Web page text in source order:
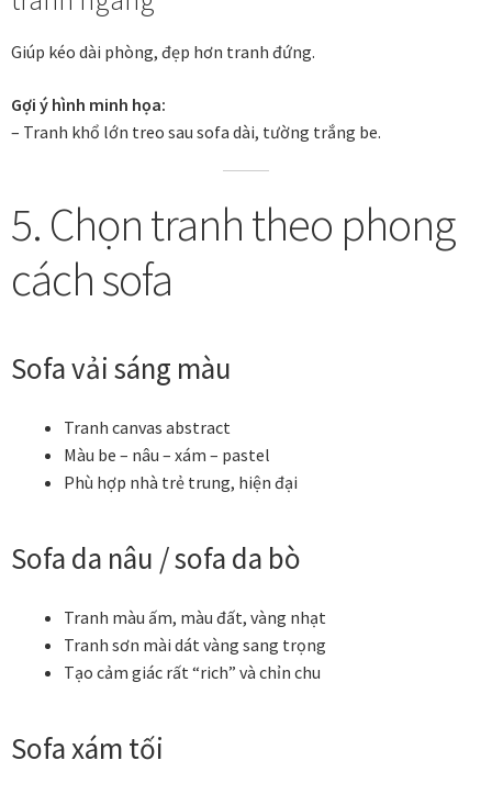
Giúp kéo dài phòng, đẹp hơn tranh đứng.
Gợi ý hình minh họa:
– Tranh khổ lớn treo sau sofa dài, tường trắng be.
5. Chọn tranh theo phong
cách sofa
Sofa vải sáng màu
Tranh canvas abstract
Màu be – nâu – xám – pastel
Phù hợp nhà trẻ trung, hiện đại
Sofa da nâu / sofa da bò
Tranh màu ấm, màu đất, vàng nhạt
Tranh sơn mài dát vàng sang trọng
Tạo cảm giác rất “rich” và chỉn chu
Sofa xám tối